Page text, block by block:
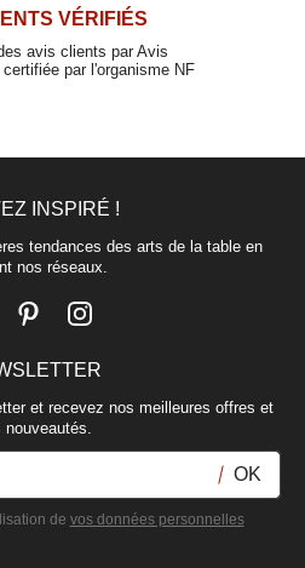
ciel en grès 45cl
ECLIPSE
porcelaine 36cl
14,50 €
VÉRIFIÉS
avis clients par Avis
par l'organisme NF
INSPIRÉ !
tendances des arts de la table en
nos réseaux.
et recevez nos meilleures offres et
nouveautés.
de vos données personnelles